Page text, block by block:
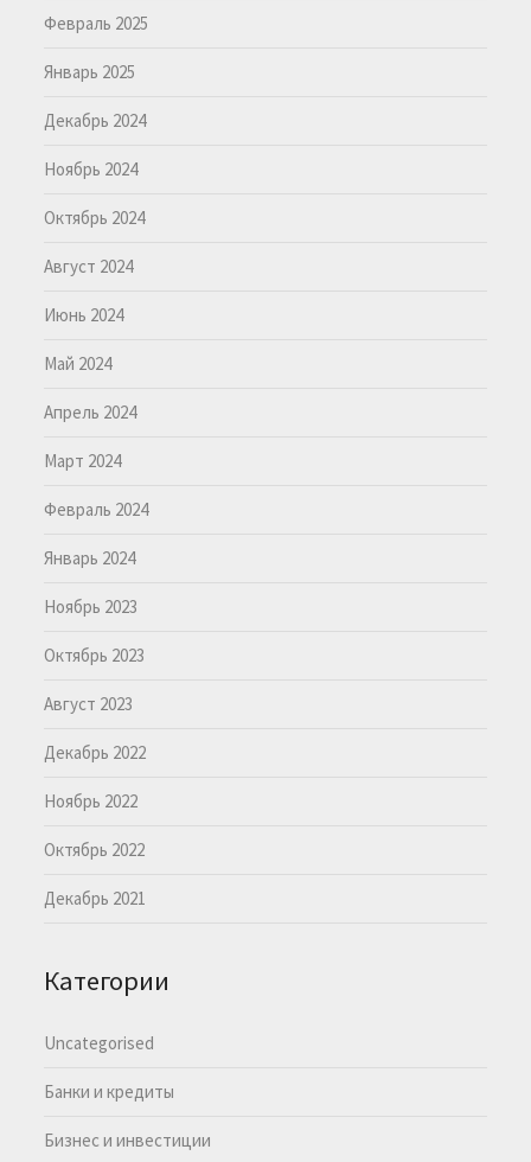
Февраль 2025
Январь 2025
Декабрь 2024
Ноябрь 2024
Октябрь 2024
Август 2024
Июнь 2024
Май 2024
Апрель 2024
Март 2024
Февраль 2024
Январь 2024
Ноябрь 2023
Октябрь 2023
Август 2023
Декабрь 2022
Ноябрь 2022
Октябрь 2022
Декабрь 2021
Категории
Uncategorised
Банки и кредиты
Бизнес и инвестиции